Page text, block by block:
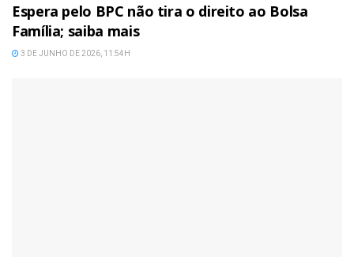
Espera pelo BPC não tira o direito ao Bolsa
Família; saiba mais
3 DE JUNHO DE 2026, 11:54H